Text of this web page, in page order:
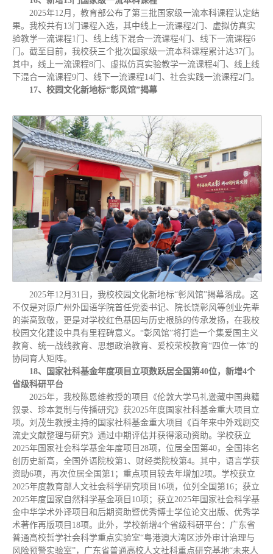
2025年12月，教育部公布了第三批国家级一流本科课程认定结
果。我校共有13门课程入选，其中线上一流课程2门、虚拟仿真实
验教学一流课程1门、线上线下混合一流课程4门、线下一流课程6
门。截至目前，我校获三个批次国家级一流本科课程累计达37门。
其中，线上一流课程8门、虚拟仿真实验教学一流课程4门、线上线
下混合一流课程9门、线下一流课程14门、社会实践一流课程2门。
17、校园文化新地标“彰风馆”揭幕
2025年12月31日，我校校园文化新地标“彰风馆”揭幕落成。这
不仅是对原广州外国语学院首任党委书记、院长饶彰风等创业先辈
的崇高致敬，更是对学校红色基因与历史根脉的传承发扬，在我校
校园文化建设中具有里程碑意义。“彰风馆”将打造一个集爱国主义
教育、统一战线教育、思想政治教育、爱校荣校教育“四位一体”的
协同育人矩阵。
18、国家社科基金年度项目立项数跃居全国第40位，新增4个
省级科研平台
2025年，我校陈恩维教授的项目《伦敦大学马礼逊藏中国典籍
叙录、珍本复制与传播研究》获2025年度国家社科基金重大项目立
项。刘茂生教授主持的国家社科基金重大项目《百年来中外戏剧交
流史文献整理与研究》通过中期评估并获得滚动资助。学校获立
2025年国家社会科学基金年度项目28项，位居全国第40，全国排名
创历史新高，全国外语院校第1、财经类院校第4。其中，语言学获
资助6项，再次位居全国第1；重点项目较去年增加2项。学校获立
2025年度教育部人文社会科学研究项目16项，位列全国第16；获立
2025年度国家自然科学基金项目10项；获立2025年国家社会科学基
金中华学术外译项目和后期资助暨优秀博士学位论文出版、优秀学
术著作再版项目18项。此外，学校新增4个省级科研平台：广东省
普通高校哲学社会科学重点实验室“粤港澳大湾区涉外审计治理与
风险预警实验室”，广东省普通高校人文社科重点研究基地“未来人